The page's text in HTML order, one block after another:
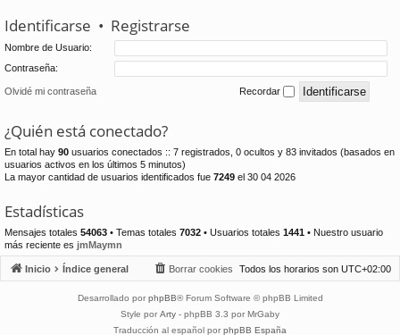
Identificarse • Registrarse
Nombre de Usuario:
Contraseña:
Olvidé mi contraseña Recordar
¿Quién está conectado?
En total hay 90 usuarios conectados :: 7 registrados, 0 ocultos y 83 invitados (basados en
usuarios activos en los últimos 5 minutos)
La mayor cantidad de usuarios identificados fue 7249 el 30 04 2026
Estadísticas
Mensajes totales 54063 • Temas totales 7032 • Usuarios totales 1441 • Nuestro usuario
más reciente es jmMaymn
Inicio Índice general Todos los horarios son UTC+02:00
Borrar cookies
Desarrollado por phpBB® Forum Software © phpBB Limited
Style por Arty - phpBB 3.3 por MrGaby
Traducción al español por phpBB España